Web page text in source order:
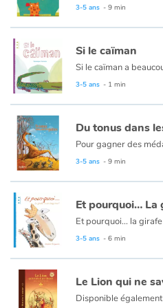
Catalogue anglais
Contraste +
Aide
Accueil
Famille
Écoles
Médiathèques
Vidéos & Tutoriaux
3-5 ans - 9 min
Si le caïman
3-5 ans - 1 min
Du tonus dans
3-5 ans - 9 min
Et pourquoi… La
3-5 ans - 6 min
Disponible